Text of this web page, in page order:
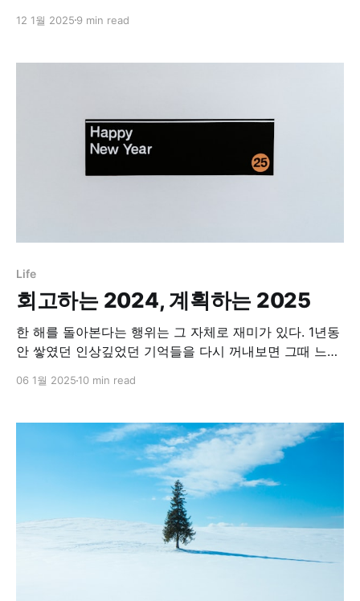
트렌드 코리아 2025역대급 무더위가 대한민국을 강타한
달아 경신했다. 지금 우리는 ‘역대급’이라는 말 자체가 역
12 1월 2025 9 min read
Life
회고하는 2024, 계획하는 2025
한 해를 돌아본다는 행위는 그 자체로 재미가 있다. 1년동
안 쌓였던 인상깊었던 기억들을 다시 꺼내보면 그때 느꼈
순간은 지나가기 마련이기에 그걸 붙잡고 있기 보다 잘 놓
는 월별로 가장 하이라이트였던 순간들을 좀 정리하는 방
식이었던 것 같은데 이번년도 회고는
06 1월 2025 10 min read